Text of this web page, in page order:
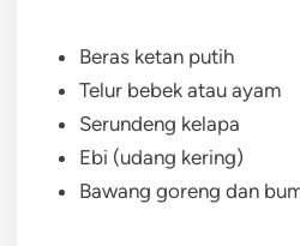
Beras ketan putih
Telur bebek atau ayam
Serundeng kelapa
Ebi (udang kering)
Bawang goreng dan